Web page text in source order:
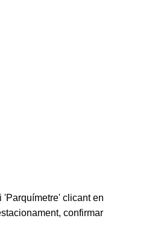
clicant en
confirmar